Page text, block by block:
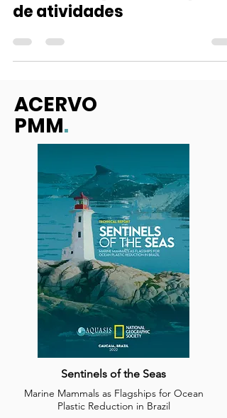
A Agenda Ambiental de
2023 começa o ano repleta
ACERVO
PMM.